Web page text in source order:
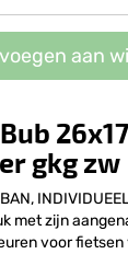
aan
gkg zw
met zijn
voor